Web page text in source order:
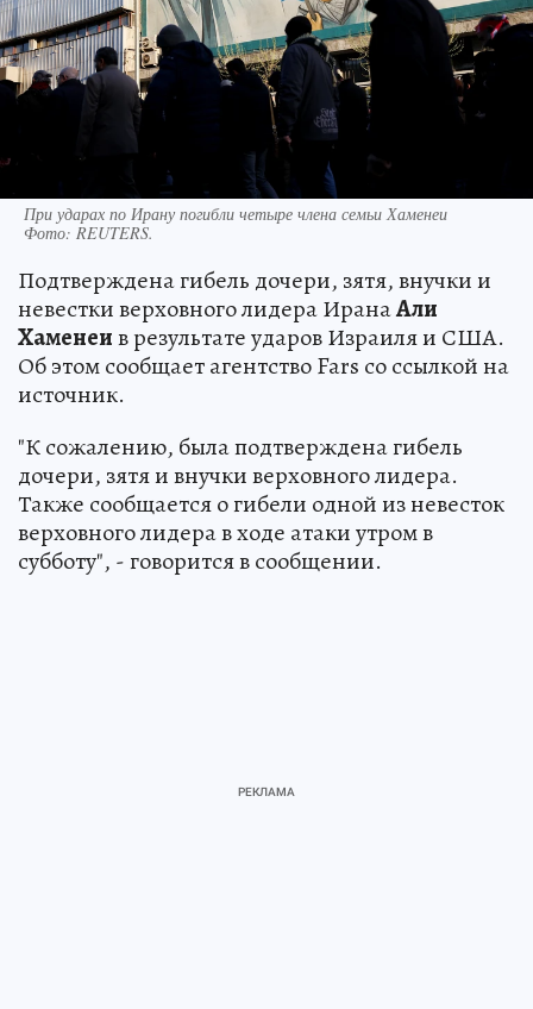
Фото:
Подтверждена гибель дочери, зятя, внучки и
невестки верховного лидера ИранаАли
Хаменеив результате ударов Израиля и США.
Об этом сообщает агентство Fars со ссылкой на
источник.
"К сожалению, была подтверждена гибель
дочери, зятя и внучки верховного лидера.
Также сообщается о гибели одной из невесток
верховного лидера в ходе атаки утром в